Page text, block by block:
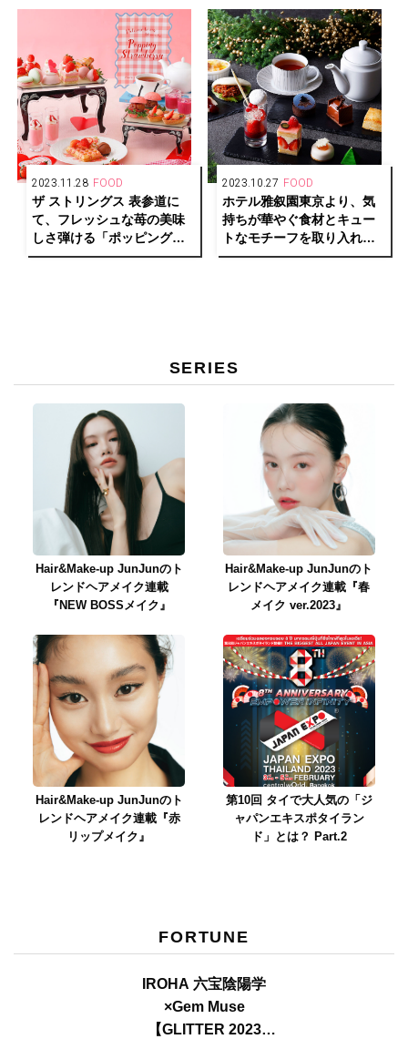
2023.11.28 FOOD
ザ ストリングス 表参道に
て、フレッシュな苺の美味
しさ弾ける「ポッピングス
トロベリー アフタヌーンテ
2023.10.27 FOOD
ホテル雅叙園東京より、気
持ちが華やぐ食材とキュー
トなモチーフを取り入れた
クリスマスアフタヌーンテ
SERIES
Hair&Make-up JunJunのト
レンドヘアメイク連載
『NEW BOSSメイク』
Hair&Make-up JunJunのト
レンドヘアメイク連載『春
メイク ver.2023』
Hair&Make-up JunJunのト
レンドヘアメイク連載『赤
リップメイク』
第10回 タイで大人気の「ジ
ャパンエキスポタイラン
ド」とは？ Part.2
FORTUNE
IROHA 六宝陰陽学
×Gem Muse
【GLITTER 2023